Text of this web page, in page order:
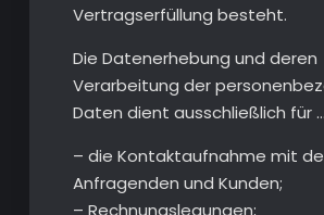
Vertragserfüllung besteht.
Die Datenerhebung und deren
Verarbeitung der
Daten dient ausschließlich für …
– die Kontaktaufnahme mit
Anfragenden und Kunden;
– Rechnungslegungen;